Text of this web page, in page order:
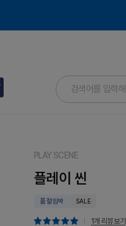
PLAY SCENE
플레이 씬
품절임박 SALE
1개 리뷰 보기